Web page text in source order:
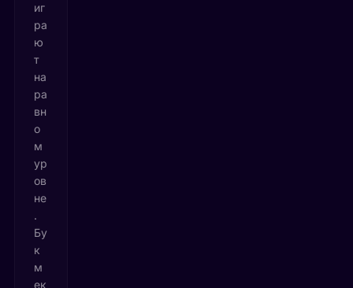
иг
ра
ю
т
на
ра
вн
о
м
ур
ов
не
.
Бу
к
м
ек